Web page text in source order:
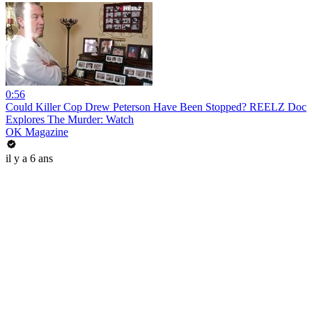
0:56
Could Killer Cop Drew Peterson Have Been Stopped? REELZ Doc
Explores The Murder: Watch
OK Magazine
il y a 6 ans